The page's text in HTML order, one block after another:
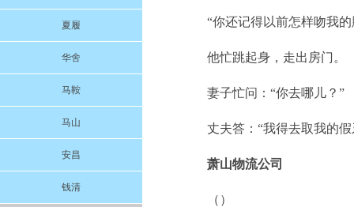
夏履
华舍
马鞍
马山
安昌
钱清
“你还记得以前怎样吻我
他忙跳起身，走出房门。
妻子忙问：“你去哪儿？”
丈夫答：“我得去取我的假
萧山物流公司
（）